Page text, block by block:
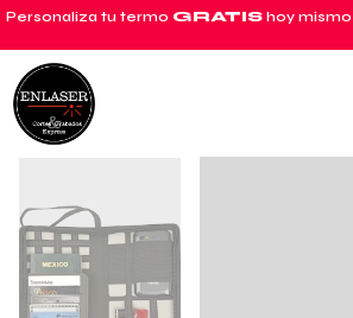
Personaliza tu termo GRATIS hoy